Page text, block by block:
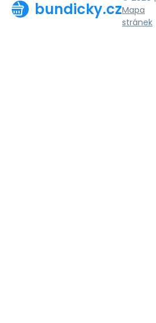
bundicky.czMapa
stránek